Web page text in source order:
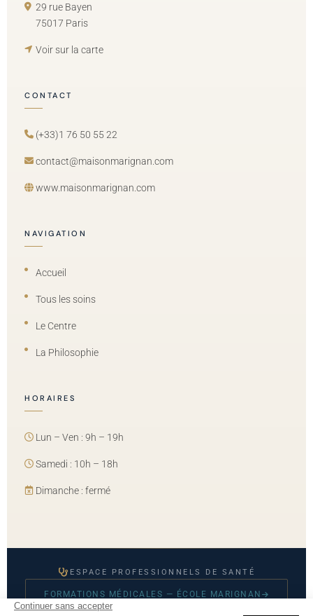
29 rue Bayen
75017 Paris
Voir sur la carte
CONTACT
(+33)1 76 50 55 22
contact@maisonmarignan.com
www.maisonmarignan.com
NAVIGATION
Accueil
Tous les soins
Le Centre
La Philosophie
HORAIRES
Lun – Ven : 9h – 19h
Samedi : 10h – 18h
Dimanche : fermé
ESPACE PROFESSIONNELS DE SANTÉ
FORMATIONS MÉDICALES — ÉCOLE MARIGNAN